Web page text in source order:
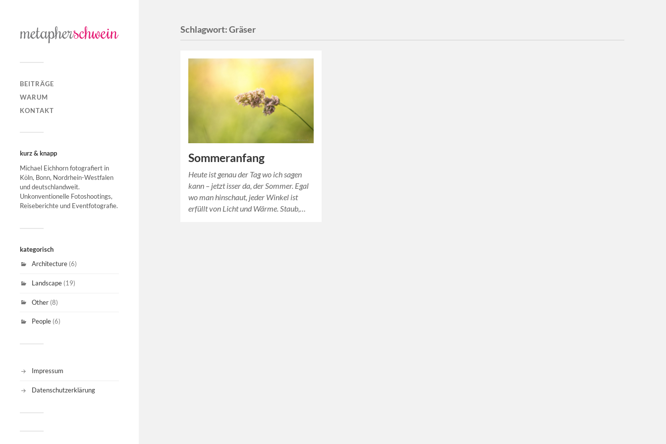
BEITRÄGE
WARUM
KONTAKT
kurz & knapp
Michael Eichhorn fotografiert in
Köln, Bonn, Nordrhein-Westfalen
und deutschlandweit.
Unkonventionelle Fotoshootings,
Reiseberichte und Eventfotografie.
kategorisch
Architecture (6)
Landscape (19)
Other (8)
People (6)
Impressum
Datenschutzerklärung
Schlagwort:Gräser
Sommeranfang
Heute ist genau der Tag wo ich sagen
kann – jetzt isser da, der Sommer. Egal
wo man hinschaut, jeder Winkel ist
erfüllt von Licht und Wärme. Staub,…